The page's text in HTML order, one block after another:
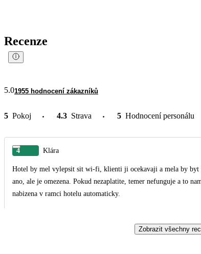
Recenze
5.01955 hodnocení zákazníků
5 Pokoj 4.3 Strava 5 Hodnocení personálu
4 Klára
Hotel by mel vylepsit sit wi-fi, klienti ji ocekavaji a mela by byt
ano, ale je omezena. Pokud nezaplatite, temer nefunguje a to
nabizena v ramci hotelu automaticky.
Zobrazit všechny